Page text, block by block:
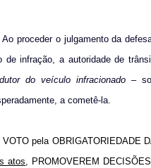
proceder o julgamento da
de infração, a autoridade de
do veículo infracionado –
a cometê-la.
pela OBRIGATORIEDADE
atos , PROMOVEREM